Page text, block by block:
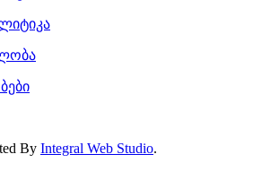
By Integral Web Studio.